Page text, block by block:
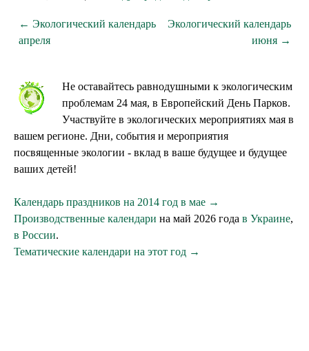
← Экологический календарь
апреля
Экологический календарь
июня →
Не оставайтесь равнодушными к экологическим
проблемам 24 мая, в Европейский День Парков.
Участвуйте в экологических мероприятиях мая в
вашем регионе. Дни, события и мероприятия
посвященные экологии - вклад в ваше будущее и будущее
ваших детей!
Календарь праздников на 2014 год в мае →
Производственные календари на май 2026 года в Украине,
в России.
Тематические календари на этот год →